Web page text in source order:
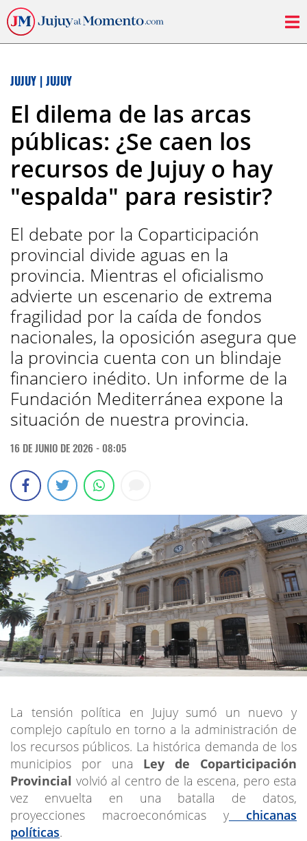
JUJUY | JUJUY
El dilema de las arcas
públicas: ¿Se caen los
recursos de Jujuy o hay
"espalda" para resistir?
El debate por la Coparticipación
provincial divide aguas en la
provincia. Mientras el oficialismo
advierte un escenario de extrema
fragilidad por la caída de fondos
nacionales, la oposición asegura que
la provincia cuenta con un blindaje
financiero inédito. Un informe de la
Fundación Mediterránea expone la
situación de nuestra provincia.
16 DE JUNIO DE 2026 - 08:05
La tensión política en Jujuy sumó un nuevo y
complejo capítulo en torno a la administración de
los recursos públicos. La histórica demanda de los
municipios por una Ley de Coparticipación
Provincial volvió al centro de la escena, pero esta
vez envuelta en una batalla de datos,
proyecciones macroeconómicas y chicanas
políticas.